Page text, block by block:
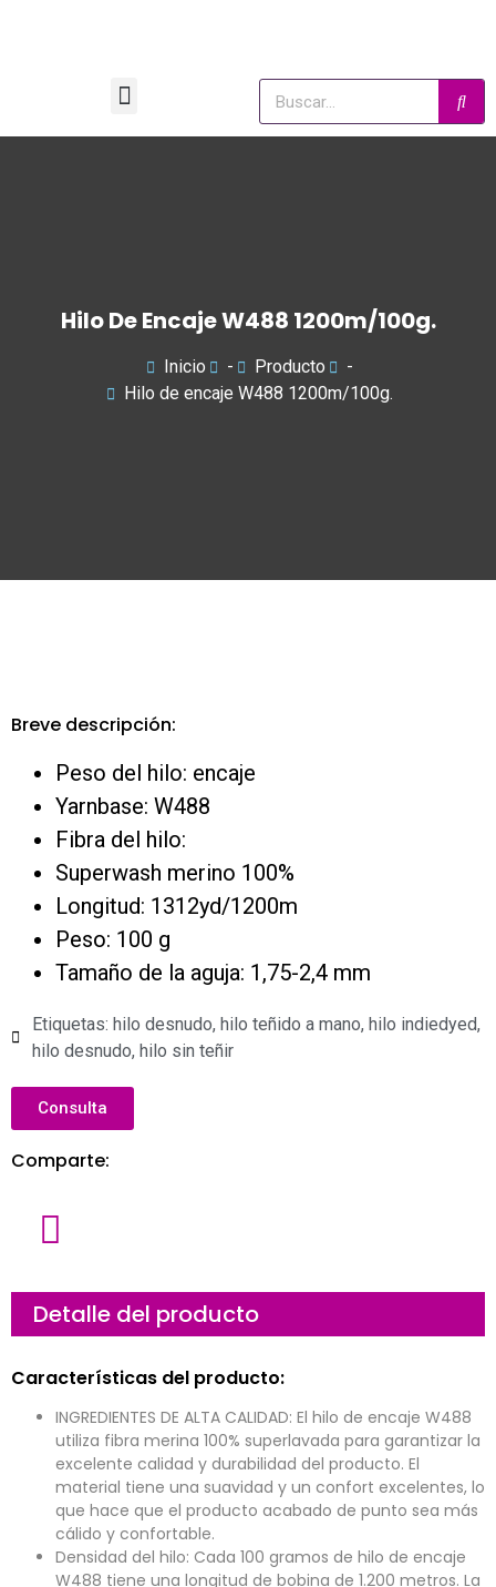
Hilo De Encaje W488 1200m/100g.
Inicio - Producto
-
Hilo de encaje W488 1200m/100g.
Breve descripción:
Peso del hilo: encaje
Yarnbase: W488
Fibra del hilo:
Superwash merino 100%
Longitud: 1312yd/1200m
Peso: 100 g
Tamaño de la aguja: 1,75-2,4 mm
Etiquetas: hilo desnudo, hilo teñido a mano, hilo indiedyed,
hilo desnudo, hilo sin teñir
r
e
C
o
r
o
e
e
c
t
r
ó
n
i
c
o
*
m
p
e
s
a
M
e
n
s
a
j
e
*
enviar ahora
Consulta
Comparte:
Detalle del producto
Características del producto:
INGREDIENTES DE ALTA CALIDAD: El hilo de encaje W488
utiliza fibra merina 100% superlavada para garantizar la
excelente calidad y durabilidad del producto. El
material tiene una suavidad y un confort excelentes, lo
que hace que el producto acabado de punto sea más
cálido y confortable.
Densidad del hilo: Cada 100 gramos de hilo de encaje
W488 tiene una longitud de bobina de 1.200 metros. La